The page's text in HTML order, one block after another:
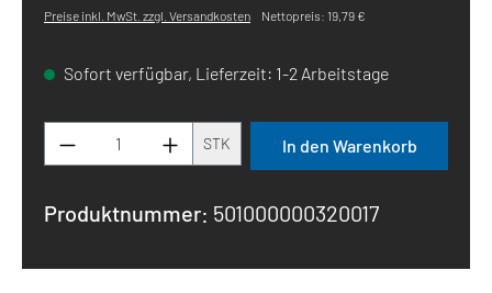
Preise inkl. MwSt. zzgl. Versandkosten Nettopreis: 19,79 €
Sofort verfügbar, Lieferzeit: 1-2 Arbeitstage
Produkt Anzahl: Gib den gewünschten
STK In den Warenkorb
Produktnummer: 501000000320017